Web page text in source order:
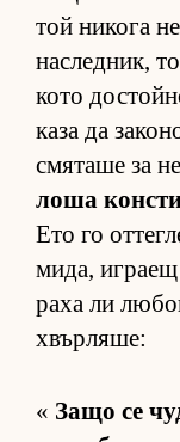
той ни­кога
нас­лед­ник,
кото
каза да
смя­таше за
лоша
Ето го
ми­да,
раха ли
хвър­ля­ше:
« Защо се